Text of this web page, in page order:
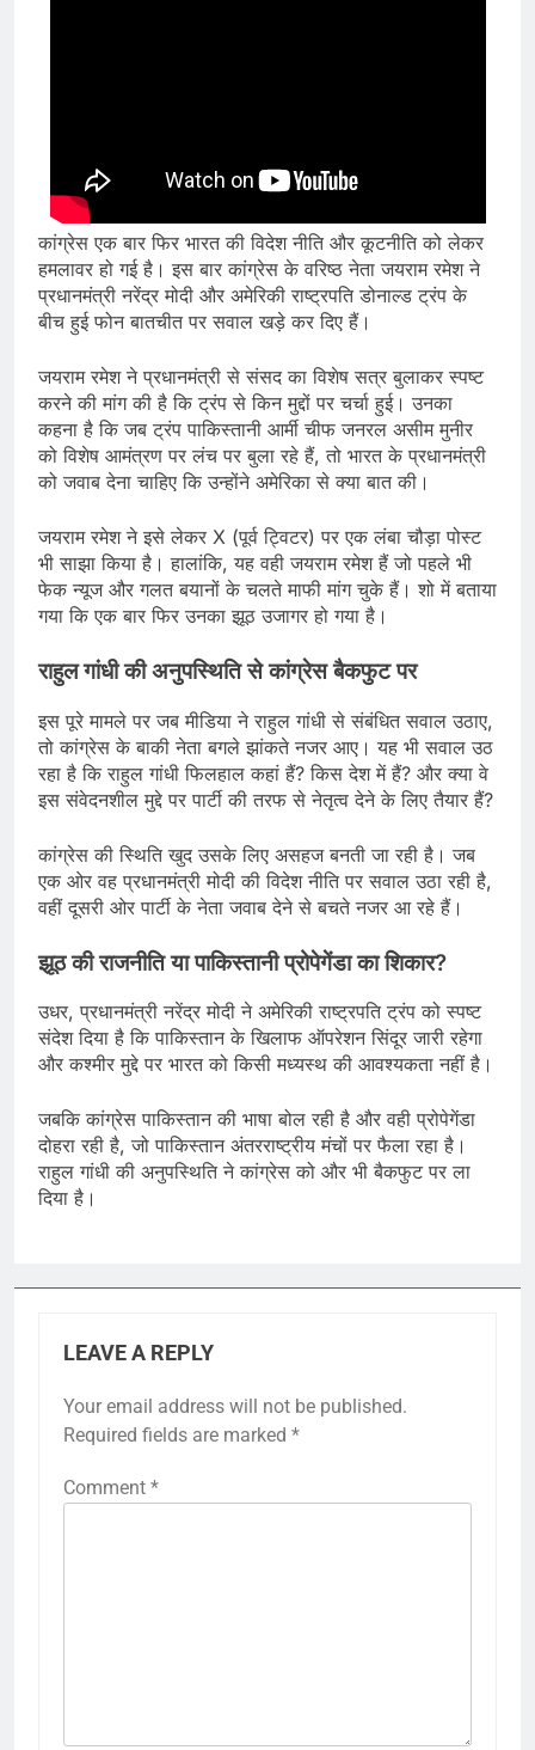
कांग्रेस एक बार फिर भारत की विदेश नीति और कूटनीति को लेकर
हमलावर हो गई है। इस बार कांग्रेस के वरिष्ठ नेता जयराम रमेश ने
प्रधानमंत्री नरेंद्र मोदी और अमेरिकी राष्ट्रपति डोनाल्ड ट्रंप के
बीच हुई फोन बातचीत पर सवाल खड़े कर दिए हैं।
जयराम रमेश ने प्रधानमंत्री से संसद का विशेष सत्र बुलाकर स्पष्ट
करने की मांग की है कि ट्रंप से किन मुद्दों पर चर्चा हुई। उनका
कहना है कि जब ट्रंप पाकिस्तानी आर्मी चीफ जनरल असीम मुनीर
को विशेष आमंत्रण पर लंच पर बुला रहे हैं, तो भारत के प्रधानमंत्री
को जवाब देना चाहिए कि उन्होंने अमेरिका से क्या बात की।
जयराम रमेश ने इसे लेकर X (पूर्व ट्विटर) पर एक लंबा चौड़ा पोस्ट
भी साझा किया है। हालांकि, यह वही जयराम रमेश हैं जो पहले भी
फेक न्यूज और गलत बयानों के चलते माफी मांग चुके हैं। शो में बताया
गया कि एक बार फिर उनका झूठ उजागर हो गया है।
राहुल गांधी की अनुपस्थिति से कांग्रेस बैकफुट पर
इस पूरे मामले पर जब मीडिया ने राहुल गांधी से संबंधित सवाल उठाए,
तो कांग्रेस के बाकी नेता बगले झांकते नजर आए। यह भी सवाल उठ
रहा है कि राहुल गांधी फिलहाल कहां हैं? किस देश में हैं? और क्या वे
इस संवेदनशील मुद्दे पर पार्टी की तरफ से नेतृत्व देने के लिए तैयार हैं?
कांग्रेस की स्थिति खुद उसके लिए असहज बनती जा रही है। जब
एक ओर वह प्रधानमंत्री मोदी की विदेश नीति पर सवाल उठा रही है,
वहीं दूसरी ओर पार्टी के नेता जवाब देने से बचते नजर आ रहे हैं।
झूठ की राजनीति या पाकिस्तानी प्रोपेगेंडा का शिकार?
उधर, प्रधानमंत्री नरेंद्र मोदी ने अमेरिकी राष्ट्रपति ट्रंप को स्पष्ट
संदेश दिया है कि पाकिस्तान के खिलाफ ऑपरेशन सिंदूर जारी रहेगा
और कश्मीर मुद्दे पर भारत को किसी मध्यस्थ की आवश्यकता नहीं है।
जबकि कांग्रेस पाकिस्तान की भाषा बोल रही है और वही प्रोपेगेंडा
दोहरा रही है, जो पाकिस्तान अंतरराष्ट्रीय मंचों पर फैला रहा है।
राहुल गांधी की अनुपस्थिति ने कांग्रेस को और भी बैकफुट पर ला
दिया है।
LEAVE A REPLY
Your email address will not be published.
Required fields are marked *
Comment *